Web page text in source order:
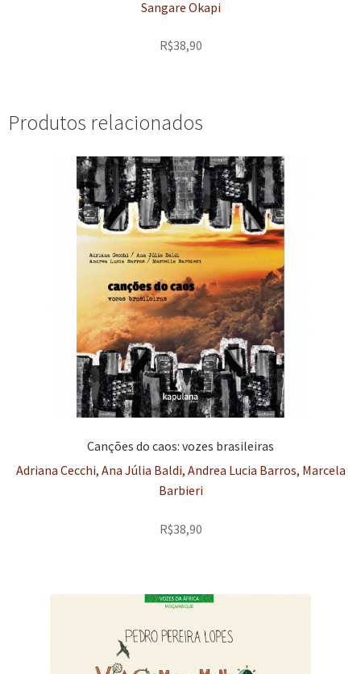
Sangare Okapi
R$38,90
Produtos relacionados
Canções do caos: vozes brasileiras
Adriana Cecchi, Ana Júlia Baldi, Andrea Lucia Barros, Marcela
Barbieri
R$38,90